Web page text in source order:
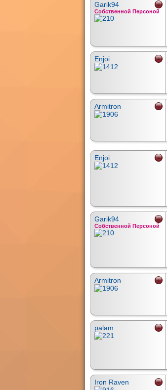
Garik94
Собственной Персоной
Enjoi
Armitron
Enjoi
Garik94
Собственной Персоной
Armitron
palam
Iron Raven